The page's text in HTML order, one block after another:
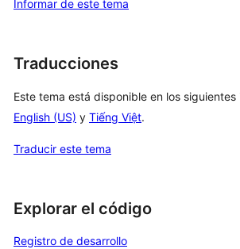
Informar de este tema
Traducciones
Este tema está disponible en los siguientes
English (US) y Tiếng Việt.
Traducir este tema
Explorar el código
Registro de desarrollo